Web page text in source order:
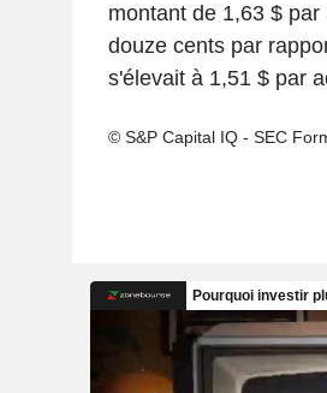
montant de 1,63 $
douze cents par
s'élevait à 1,51 $ par
© S&P Capital IQ - SEC